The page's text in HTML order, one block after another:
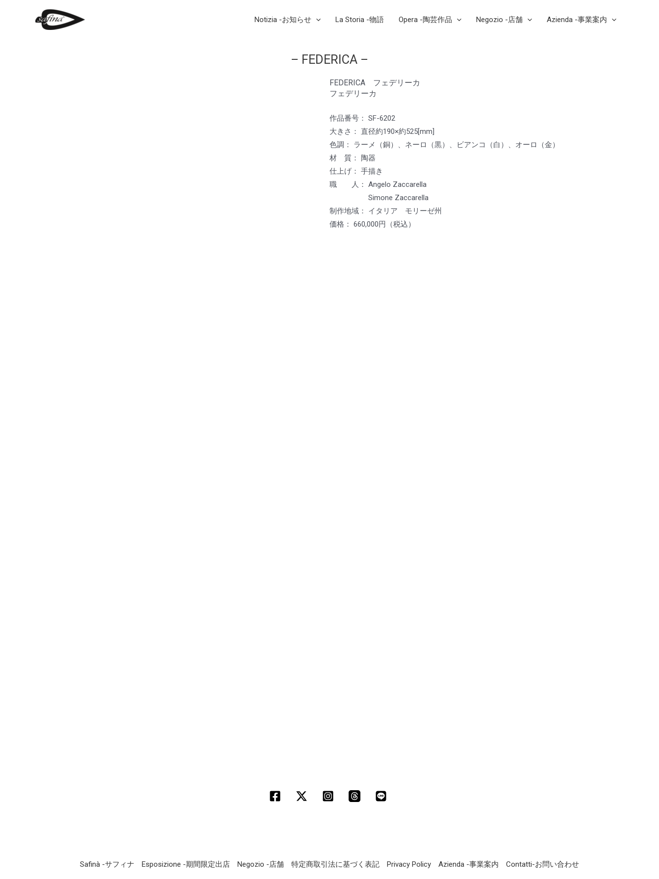
Notizia -お知らせ La Storia -物語 Opera -陶芸作品 Negozio -店舗 Azienda -事業案内
– FEDERICA –
FEDERICA フェデリーカ
フェデリーカ
作品番号： SF-6202
大きさ： 直径約190×約525[mm]
色調： ラーメ（銅）、ネーロ（黒）、ビアンコ（白）、オーロ（金）
材 質： 陶器
仕上げ： 手描き
職 人： Angelo Zaccarella
Simone Zaccarella
制作地域： イタリア モリーゼ州
価格： 660,000円（税込）
Safinà -サフィナ Esposizione -期間限定出店 Negozio -店舗 特定商取引法に基づく表記 Privacy Policy Azienda -事業案内 Contatti-お問い合わせ